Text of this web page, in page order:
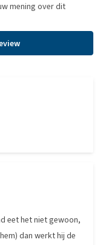
mening over dit
eet het niet gewoon,
dan werkt hij de